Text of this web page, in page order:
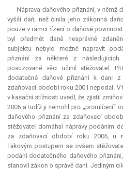
Náprava daňového přiznání, v němž
vyšší daň, než činila jeho zákonná
pouze v rámci řízení o daňové
byl předmět daně nesprávně
subjektu nebylo možné napravit
přiznání za některé z
posuzované věci učinil stěžovatel.
dodatečné daňové přiznání k dani
zdaňovací období roku 2001 nepodal.
v kasační stížnosti uvedl, že zjistil
2006 a tudíž ji nemohl pro „promlčení“
daňového přiznání za zdaňovací
stěžovatel domáhal nápravy podáním
za zdaňovací období roku 2006, u
Takovým postupem se ovšem
podání dodatečného daňového
stanovil zákon o správě daní. Jediným